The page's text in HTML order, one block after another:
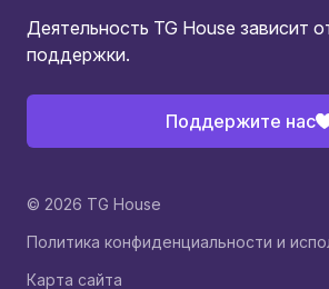
Деятельность TG House зависит
поддержки.
Поддержите нас
© 2026 TG House
Политика конфиденциальности и
Карта сайта